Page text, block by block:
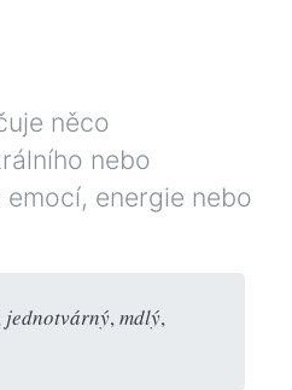
něco
nebo
energie nebo
jednotvárný,mdlý,